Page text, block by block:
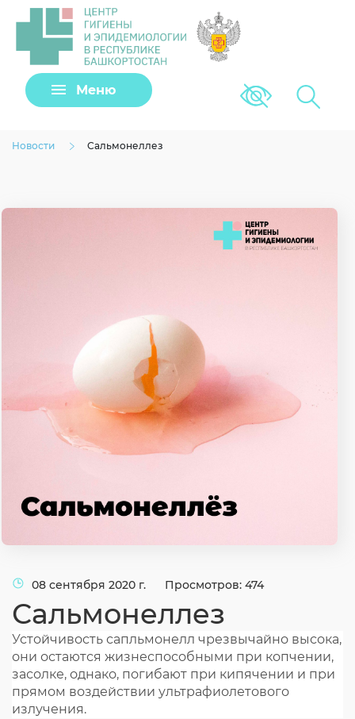
Меню Версия для
Новости Сальмонеллез
08 сентября 2020 г. Просмотров: 474
Сальмонеллез
Устойчивость сапльмонелл чрезвычайно высока,
они остаются жизнеспособными при копчении,
засолке, однако, погибают при кипячении и при
прямом воздействии ультрафиолетового
излучения.
Задать вопрос
Клещи
Загрузить файл
Согласие на обработку личных данных
Введите слово с картинки*: